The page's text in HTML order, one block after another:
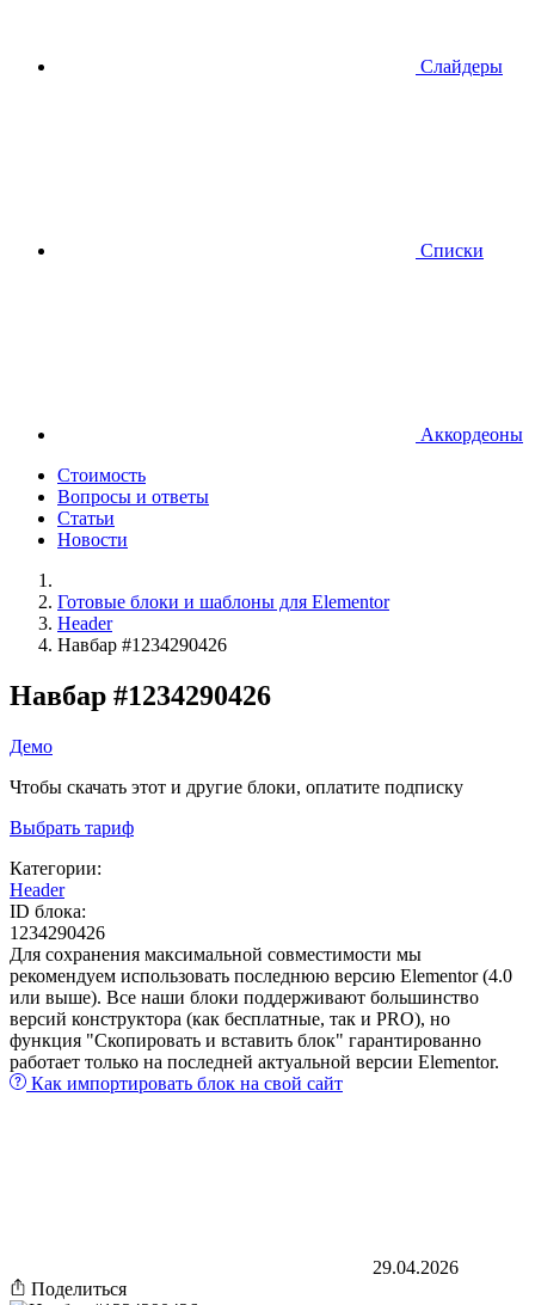
Слайдеры
Списки
Аккордеоны
Стоимость
Вопросы и ответы
Статьи
Новости
Готовые блоки и шаблоны для Elementor
Header
Навбар #1234290426
Навбар #1234290426
Демо
Чтобы скачать этот и другие блоки, оплатите подписку
Выбрать тариф
Категории:
Header
ID блока:
1234290426
Для сохранения максимальной совместимости мы
рекомендуем использовать последнюю версию Elementor (4.0
или выше). Все наши блоки поддерживают большинство
версий конструктора (как бесплатные, так и PRO), но
функция "Скопировать и вставить блок" гарантированно
работает только на последней актуальной версии Elementor.
Как импортировать блок на свой сайт
29.04.2026
Поделиться